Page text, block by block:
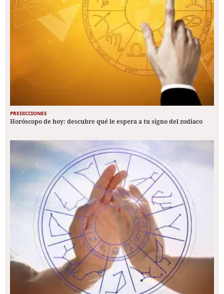
PREDICCIONES
Horóscopo de hoy: descubre qué le espera a tu signo del zodiaco